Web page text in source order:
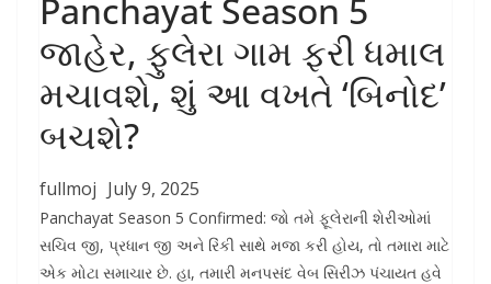
Panchayat Season 5
જાહેર, ફુલેરા ગામ ફરી ધમાલ
મચાવશે, શું આ વખતે ‘બિનોદ’
બચશે?
fullmoj July 9, 2025
Panchayat Season 5 Confirmed: જો તમે ફૂલેરાની શેરીઓમાં
સચિવ જી, પ્રધાન જી અને રિંકી સાથે મજા કરી હોય, તો તમારા માટે
એક મોટા સમાચાર છે. હા, તમારી મનપસંદ વેબ સિરીઝ પંચાયત હવે